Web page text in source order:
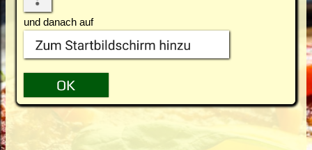
und danach auf